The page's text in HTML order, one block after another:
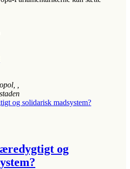
og